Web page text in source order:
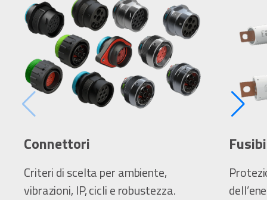
Connettori
Criteri di scelta per ambiente,
vibrazioni, IP, cicli e robustezza.